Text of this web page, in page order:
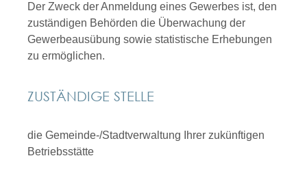
Der Zweck der Anmeldung eines Gewerbes ist, den
zuständigen Behörden die Überwachung der
Gewerbeausübung sowie statistische Erhebungen
zu ermöglichen.
ZUSTÄNDIGE STELLE
die Gemeinde-/Stadtverwaltung Ihrer zukünftigen
Betriebsstätte